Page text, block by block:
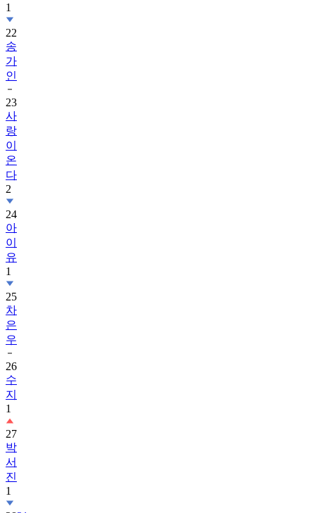
1
22
송
가
인
23
사
랑
이
온
다
2
24
아
이
유
1
25
차
은
우
26
수
지
1
27
박
서
진
1